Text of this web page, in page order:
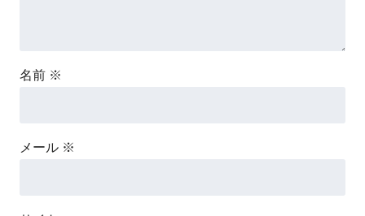
名前 ※
メール ※